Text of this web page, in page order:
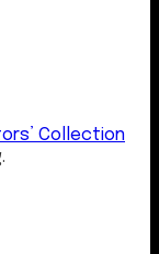
Collection